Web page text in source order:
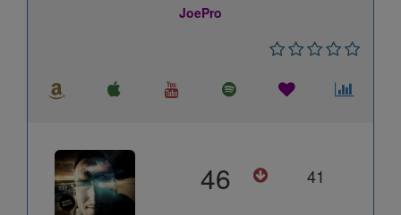
JoePro
46 41